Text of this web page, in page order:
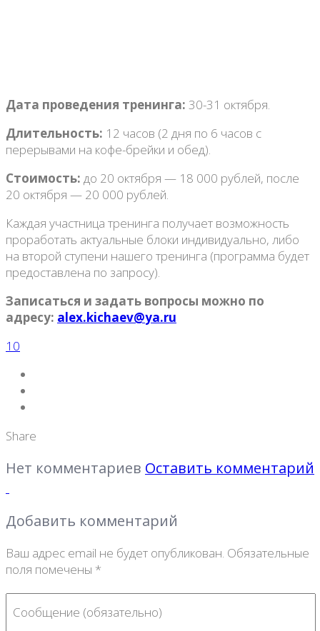
Дата проведения тренинга: 30-31 октября.
Длительность: 12 часов (2 дня по 6 часов c
перерывами на кофе-брейки и обед).
Стоимость: до 20 октября — 18 000 рублей, после
20 октября — 20 000 рублей.
Каждая участница тренинга получает возможность
проработать актуальные блоки индивидуально, либо
на второй ступени нашего тренинга (программа будет
предоставлена по запросу).
Записаться и задать вопросы можно по
адресу: alex.kichaev@ya.ru
10
Share
Нет комментариев Оставить комментарий
Добавить комментарий
Ваш адрес email не будет опубликован. Обязательные
поля помечены *